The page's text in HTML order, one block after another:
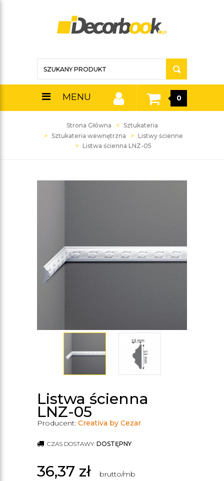
MENU 0
Strona Główna
Sztukateria
Sztukateria wewnętrzna
Listwy ścienne
Listwa ścienna LNZ-05
Listwa ścienna
LNZ-05
Producent: Creativa by Cezar
CZAS DOSTAWY: DOSTĘPNY
36,37 zł
brutto/mb